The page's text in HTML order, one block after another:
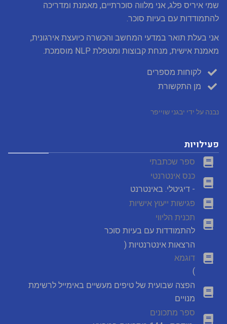
שמי איריס פלג, אני מלווה סוכרתיים, מאמנת ומדריכה
להתמודדות עם בעיות סוכר.
אני בעלת תואר במדעי המחשב והכשרה כיועצת אירגונית,
מאמנת אישית, מנחת קבוצות ומטפלת NLP מוסמכת.
לקוחות מספרים
מן התקשורת
נבנה על ידי יבגני שוייפר
פעילויות
ספר שכתבתי
כנס אינטרנטי
- דיגיטלי. באינטרנט
פגישות ייעוץ אישיות
תכנית הליווי
להתמודדות עם בעיות סוכר
הרצאות אינטרנטיות (
דוגמא
)
הפצה שבועית של טיפים מעשיים באימייל לרשימת
מנויים
ספר מתכונים